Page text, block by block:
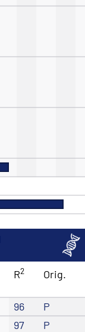
R2 Orig.
96
P
97
P